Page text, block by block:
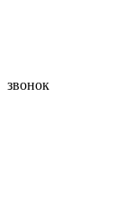
звонок